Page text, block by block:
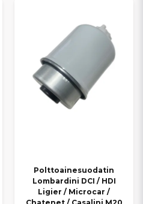
Polttoainesuodatin
Lombardini DCI / HDI
Ligier / Microcar /